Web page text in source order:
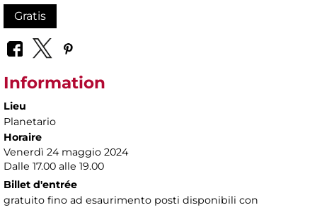
Gratis
Information
Lieu
Planetario
Horaire
Venerdì 24 maggio 2024
Dalle 17.00 alle 19.00
Billet d'entrée
gratuito fino ad esaurimento posti disponibili con